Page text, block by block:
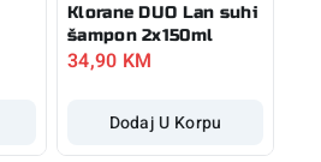
Klorane DUO Lan suhi
šampon 2x150ml
34,90 KM
Dodaj U Korpu